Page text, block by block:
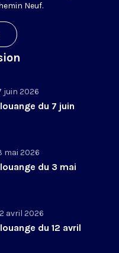
Neuf.
juin 2026
du 7 juin
mai 2026
du 3 mai
avril 2026
du 12 avril